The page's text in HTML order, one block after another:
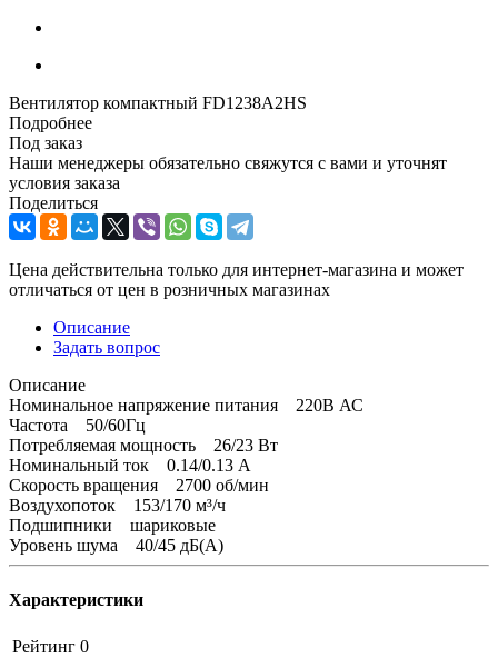
Вентилятор компактный FD1238A2HS
Подробнее
Под заказ
Наши менеджеры обязательно свяжутся с вами и уточнят
условия заказа
Поделиться
Цена действительна только для интернет-магазина и может
отличаться от цен в розничных магазинах
Описание
Задать вопрос
Описание
Номинальное напряжение питания 220В АС
Частота 50/60Гц
Потребляемая мощность 26/23 Вт
Номинальный ток 0.14/0.13 А
Скорость вращения 2700 об/мин
Воздухопоток 153/170 м³/ч
Подшипники шариковые
Уровень шума 40/45 дБ(А)
Характеристики
Рейтинг 0